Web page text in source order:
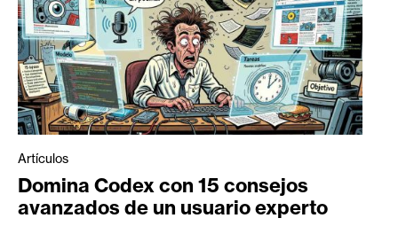
Artículos
Domina Codex con 15 consejos
avanzados de un usuario experto